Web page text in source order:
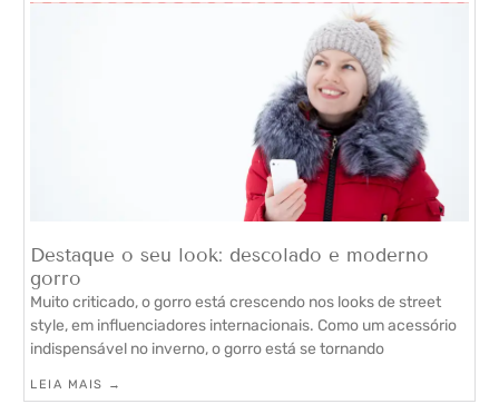
Destaque o seu look: descolado e moderno
gorro
Muito criticado, o gorro está crescendo nos looks de street
style, em influenciadores internacionais. Como um acessório
indispensável no inverno, o gorro está se tornando
LEIA MAIS →